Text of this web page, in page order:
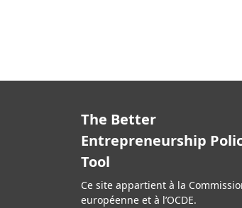
The Better
Entrepreneurship
Tool
Ce site appartient à la
européenne et à l’OCDE.